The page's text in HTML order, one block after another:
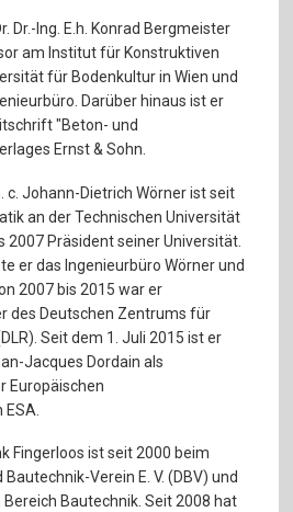
Dr.-Ing. E.h. Konrad Bergmeister
am Institut für Konstruktiven
für Bodenkultur in Wien und
Darüber hinaus ist er
"Beton- und
Ernst & Sohn.
c. Johann-Dietrich Wörner ist seit
an der Technischen Universität
2007 Präsident seiner Universität.
er das Ingenieurbüro Wörner und
2007 bis 2015 war er
des Deutschen Zentrums für
Seit dem 1. Juli 2015 ist er
Jacques Dordain als
Europäischen
Fingerloos ist seit 2000 beim
Verein E. V. (DBV) und
Bautechnik. Seit 2008 hat